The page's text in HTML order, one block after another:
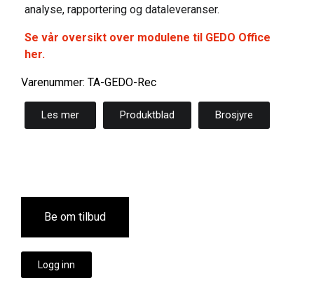
analyse, rapportering og dataleveranser.
Se vår oversikt over modulene til GEDO Office
her.
Varenummer: TA-GEDO-Rec
Les mer Produktblad Brosjyre
Be om tilbud
Logg inn